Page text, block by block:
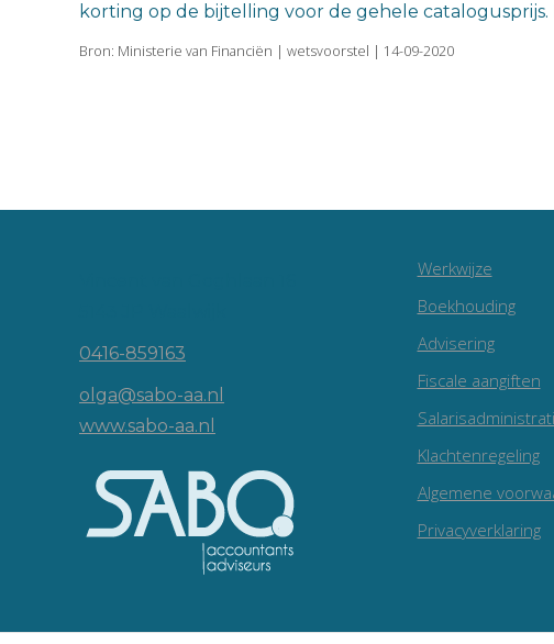
korting op de bijtelling voor de gehele
Bron: Ministerie van Financiën | wetsvoorstel | 14-09-2020
0416-859163
olga@sabo-aa.nl
www.sabo-aa.nl
Werkwijze
Boekhouding
Advisering
Fiscale aangiften
Klachtenregeling
Algemene
Privacyverklaring